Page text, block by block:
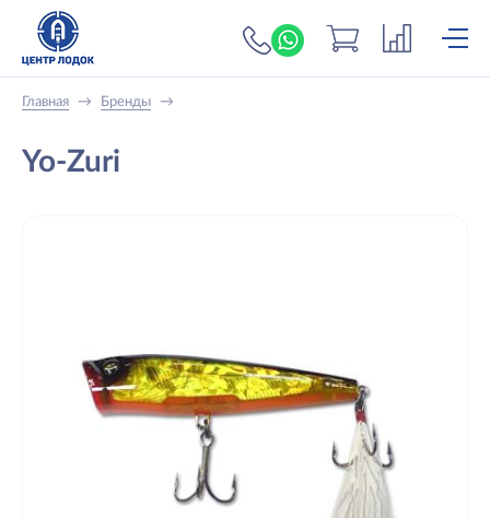
+7 (919) 698-56-
Главная → Бренды →
Yo-Zuri